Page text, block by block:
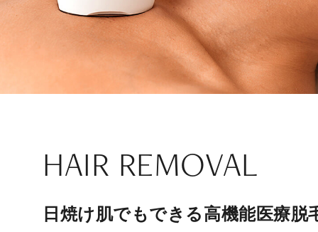
上質な美容医療サービスを提供し
HAIR REMOVAL
日焼け肌でもできる高機能医療脱
組めるスキンケアトライアル
PHILOSOPHY
“男性”特化の美容
内側から若々しく健康な身体へ
エクソソーム療法はこちら
INVITATION
メンバーシップを、最高のギフト